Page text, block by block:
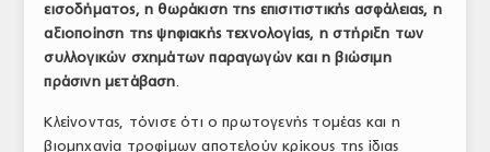
εισοδήματος, η θωράκιση της επισιτιστικής ασφάλειας, η
αξιοποίηση της ψηφιακής τεχνολογίας, η στήριξη των
συλλογικών σχημάτων παραγωγών και η βιώσιμη
πράσινη μετάβαση.
Κλείνοντας, τόνισε ότι ο πρωτογενής τομέας και η
βιομηχανία τροφίμων αποτελούν κρίκους της ίδιας